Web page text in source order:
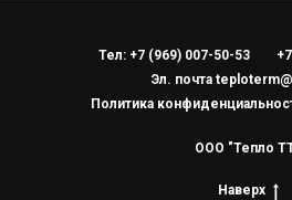
Тел: +7 (969) 007-50-53
Эл. почта
Политика
ООО "Тепло
Наверх